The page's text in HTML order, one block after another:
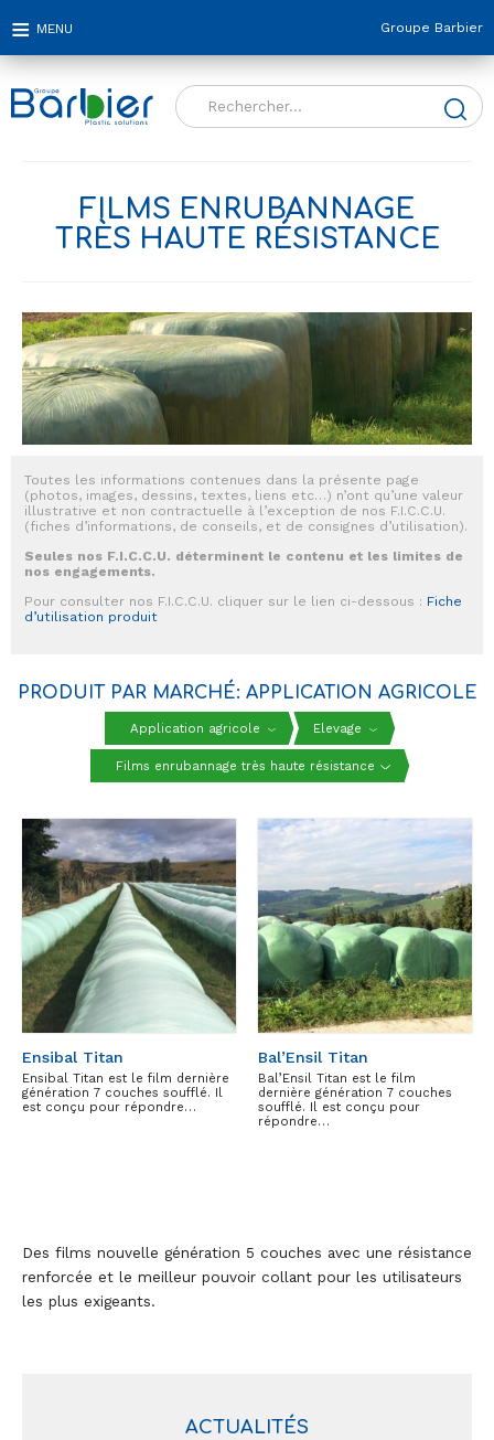
Groupe Barbier
Rechercher :
FILMS ENRUBANNAGE
TRÈS HAUTE RÉSISTANCE
Toutes les informations contenues dans la présente page
(photos, images, dessins, textes, liens etc…) n’ont qu’une valeur
illustrative et non contractuelle à l’exception de nos F.I.C.C.U.
(fiches d’informations, de conseils, et de consignes d’utilisation).
Seules nos F.I.C.C.U. déterminent le contenu et les limites de
nos engagements.
Pour consulter nos F.I.C.C.U. cliquer sur le lien ci-dessous : Fiche
d’utilisation produit
PRODUIT PAR MARCHÉ: APPLICATION AGRICOLE
Application agricole Elevage
Films enrubannage très haute résistance
Ensibal Titan
Ensibal Titan est le film dernière
génération 7 couches soufflé. Il
est conçu pour répondre…
Bal’Ensil Titan
Bal’Ensil Titan est le film
dernière génération 7 couches
soufflé. Il est conçu pour
répondre…
Des films nouvelle génération 5 couches avec une résistance
renforcée et le meilleur pouvoir collant pour les utilisateurs
les plus exigeants.
ACTUALITÉS